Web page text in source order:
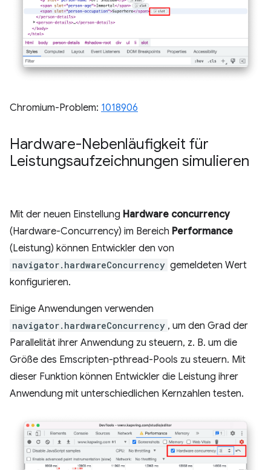
Chromium-Problem: 1018906
Hardware-Nebenläufigkeit für
Leistungsaufzeichnungen simulieren
Mit der neuen Einstellung Hardware concurrency
(Hardware-Concurrency) im Bereich Performance
(Leistung) können Entwickler den von
navigator.hardwareConcurrency gemeldeten Wert
konfigurieren.
Einige Anwendungen verwenden
navigator.hardwareConcurrency , um den Grad der
Parallelität ihrer Anwendung zu steuern, z. B. um die
Größe des Emscripten-pthread-Pools zu steuern. Mit
dieser Funktion können Entwickler die Leistung ihrer
Anwendung mit unterschiedlichen Kernzahlen testen.